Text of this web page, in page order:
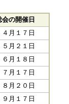
会の開催日
月１７日
月２１日
月１８日
月１７日
月２０日
月１７日